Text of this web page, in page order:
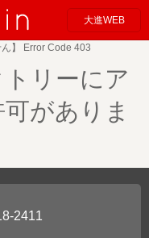
大進WEB
ん】 Error Code 403
リーにア
がありま
2411